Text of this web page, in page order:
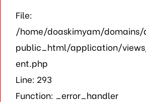
File:
/home/doaskimyam/
public_html/application/
ent.php
Line: 293
Function: _error_handler